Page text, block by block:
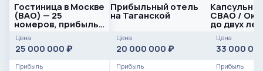
Гостиница в Москве
(ВАО) — 25
номеров, прибыль
≈ 1 000 000 ₽ в
месяц
Цена
25 000 000 ₽
Прибыль
Прибыльный отель
на Таганской
Цена
20 000 000 ₽
Прибыль
СВАО /
до двух лет
Цена
33 000
Прибыль